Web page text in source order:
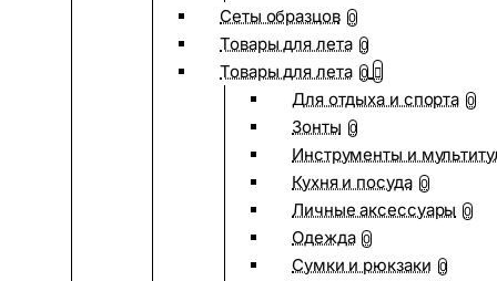
Сеты образцов 0
Товары для лета 0
Товары для лета 0
Для отдыха и спорта 0
Зонты 0
Инструменты и
Кухня и посуда 0
Личные аксессуары 0
Одежда 0
Сумки и рюкзаки 0